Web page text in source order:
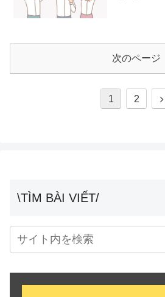
次のページ
1 2
次
\TÌM BÀI VIẾT/